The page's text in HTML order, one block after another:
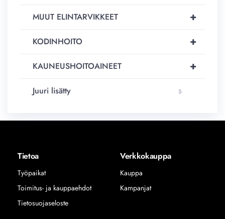
+
MUUT ELINTARVIKKEET
+
KODINHOITO
+
KAUNEUSHOITOAINEET
Juuri lisätty 5
Tietoa
Työpaikat
Toimitus- ja kauppaehdot
Tietosuojaseloste
Verkkokauppa
Kauppa
Kampanjat